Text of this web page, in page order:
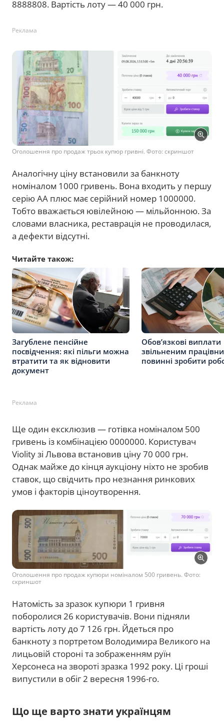
8888808. Вартість лоту — 40 000 грн.
Реклама
Оголошення про продаж трьох купюр гривні. Фото: скриншот
Аналогічну ціну встановили за банкноту
номіналом 1000 гривень. Вона входить у першу
серію АА плюс має серійний номер 1000000.
Тобто вважається ювілейною — мільйонною. За
словами власника, реставрація не проводилася,
а дефекти відсутні.
Читайте також:
Загублене пенсійне
посвідчення: які пільги можна
втратити та як відновити
документ
Обов’язкові виплати
звільненим
повинні зробити
Реклама
Ще один ексклюзив — готівка номіналом 500
гривень із комбінацією 0000000. Користувач
Violity зі Львова встановив ціну 70 000 грн.
Однак майже до кінця аукціону ніхто не зробив
ставок, що свідчить про незнання ринкових
умов і факторів ціноутворення.
Оголошення про продаж купюри номіналом 500 гривень. Фото:
скриншот
Натомість за зразок купюри 1 гривня
поборолися 26 користувачів. Вони підняли
вартість лоту до 7 126 грн. Йдеться про
банкноту з портретом Володимира Великого на
лицьовій стороні та зображенням руїн
Херсонеса на звороті зразка 1992 року. Ці гроші
випустили в обіг 2 вересня 1996-го.
Що ще варто знати українцям